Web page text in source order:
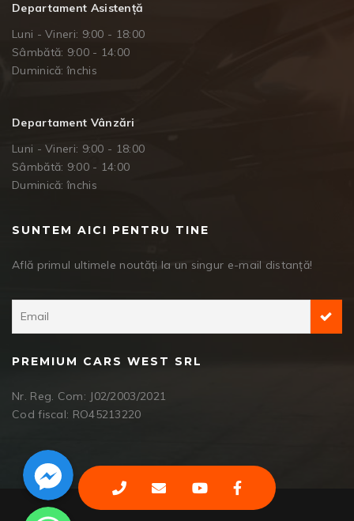
Departament Asistență
Luni - Vineri: 9:00 - 18:00
Sâmbătă: 9:00 - 14:00
Duminică: închis
Departament Vânzări
Luni - Vineri: 9:00 - 18:00
Sâmbătă: 9:00 - 14:00
Duminică: închis
SUNTEM AICI PENTRU TINE
Află primul ultimele noutăți la un singur e-mail distanță!
PREMIUM CARS WEST SRL
Nr. Reg. Com: J02/2003/2021
Cod fiscal: RO45213220
Facebook Messenger
WhatsApp